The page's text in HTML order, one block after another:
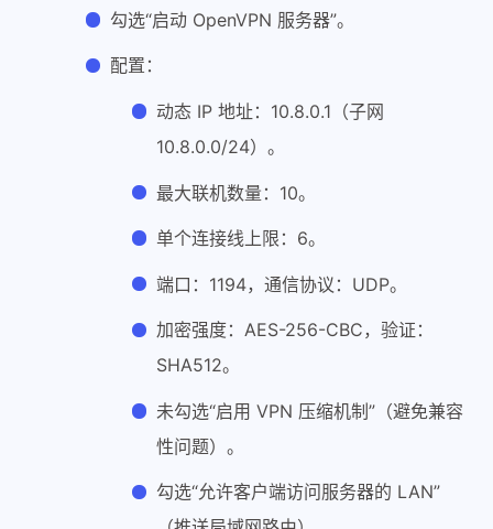
勾选“启动 OpenVPN 服务器”。
配置：
动态 IP 地址：10.8.0.1（子网
10.8.0.0/24）。
最大联机数量：10。
单个连接线上限：6。
端口：1194，通信协议：UDP。
加密强度：AES-256-CBC，验证：
SHA512。
未勾选“启用 VPN 压缩机制”（避免兼容
性问题）。
勾选“允许客户端访问服务器的 LAN”